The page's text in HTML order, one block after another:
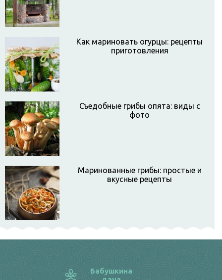
Как мариновать огурцы: рецепты
приготовления
Съедобные грибы опята: виды с
фото
Маринованные грибы: простые и
вкусные рецепты
Бабушкина